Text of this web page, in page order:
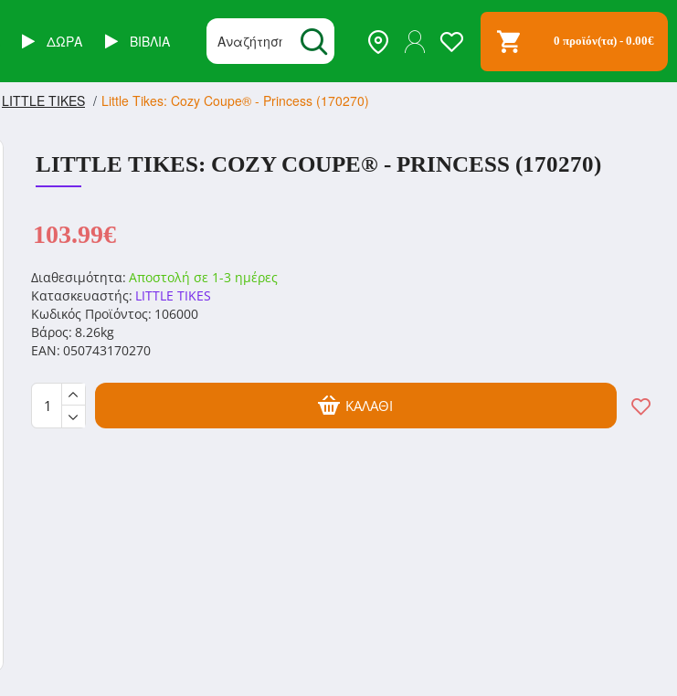
ΔΩΡΑ ΒΙΒΛΙΑ 0 προϊόν(τα) - 0.00€
LITTLE TIKES Little Tikes: Cozy Coupe® - Princess (170270)
LITTLE TIKES: COZY COUPE® - PRINCESS (170270)
Διαθεσιμότητα: Αποστολή σε 1-3 ημέρες
Κατασκευαστής: LITTLE TIKES
Κωδικός Προϊόντος: 106000
Βάρος: 8.26kg
EAN: 050743170270
103.99€
ΚΑΛΆΘΙ